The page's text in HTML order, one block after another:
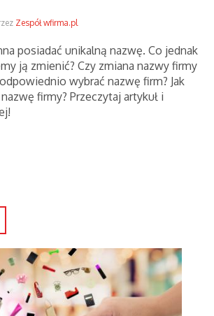
Zespół wfirma.pl
posiadać unikalną nazwę. Co jednak
ją zmienić? Czy zmiana nazwy firmy
wybrać nazwę firm? Jak
firmy? Przeczytaj artykuł i